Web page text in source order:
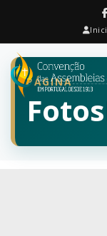
PÁGINA